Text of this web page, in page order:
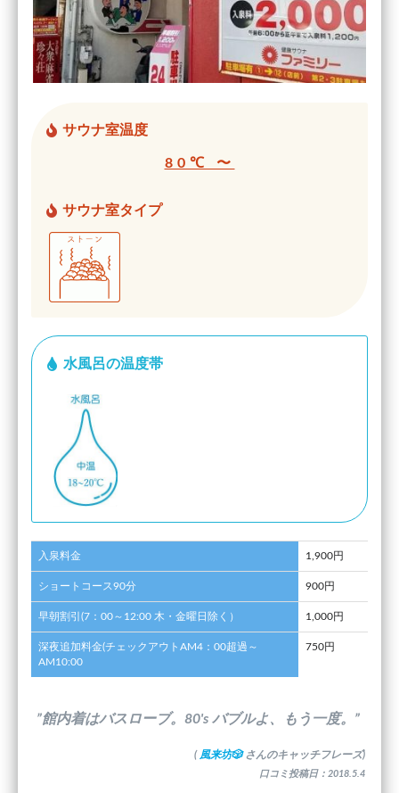
サウナ室温度
80℃ 〜
サウナ室タイプ
水風呂の温度帯
入泉料金 1,900円
ショートコース90分 900円
早朝割引(7：00～12:00 木・金曜日除く） 1,000円
深夜追加料金(チェックアウトAM4：00超過～
AM10:00
750円
”館内着はバスローブ。80's バブルよ、もう一度。”
( 風来坊🎲 さんのキャッチフレーズ)
口コミ投稿日：2018.5.4